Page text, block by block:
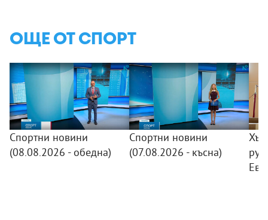
ОЩЕ ОТ СПОРТ
Спортни новини
(08.08.2026 - обедна)
Спортни новини
(07.08.2026 - късна)